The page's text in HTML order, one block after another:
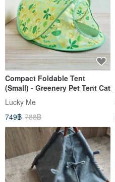
Compact Foldable Tent
(Small) - Greenery Pet Tent Cat
Lucky Me
749฿ 788฿